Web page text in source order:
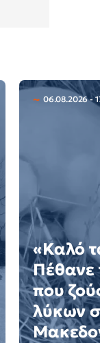
06.08.2026 -
«Καλό
Πέθανε
που
λύκων